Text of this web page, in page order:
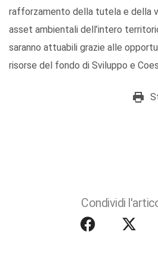
rafforzamento della tutela e della
asset ambientali dell’intero
saranno attuabili grazie alle
risorse del fondo di Sviluppo e
Condividi